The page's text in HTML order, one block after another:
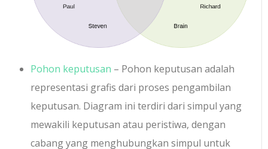
Pohon keputusan – Pohon keputusan adalah
representasi grafis dari proses pengambilan
keputusan. Diagram ini terdiri dari simpul yang
mewakili keputusan atau peristiwa, dengan
cabang yang menghubungkan simpul untuk